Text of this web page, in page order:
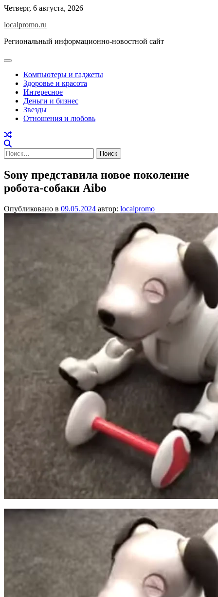
Перейти
содержимому
Четверг, 6 августа, 2026
localpromo.ru
Региональный информационно-новостной сайт
Компьютеры и гаджеты
Здоровье и красота
Интересное
Деньги и бизнес
Звезды
Отношения и любовь
Найти:
Sony представила новое поколение
робота-собаки Aibo
Опубликовано в 09.05.2024 автор: localpromo